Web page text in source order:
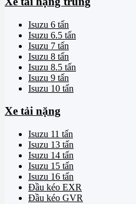
Isuzu 6 tấn
Isuzu 6.5 tấn
Isuzu 7 tấn
Isuzu 8 tấn
Isuzu 8.5 tấn
Isuzu 9 tấn
Isuzu 10 tấn
Xe tải nặng
Isuzu 11 tấn
Isuzu 13 tấn
Isuzu 14 tấn
Isuzu 15 tấn
Isuzu 16 tấn
Đầu kéo EXR
Đầu kéo GVR